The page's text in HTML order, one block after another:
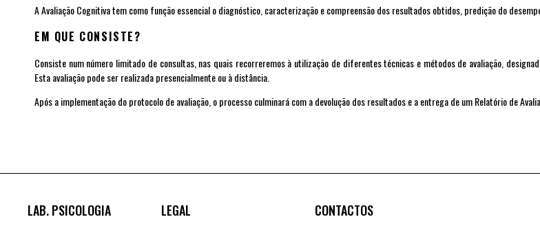
A Avaliação Cognitiva tem como função essencial o diagnóstico, caracterização e compreensão dos resultados obtidos, predição do
EM QUE CONSISTE?
Consiste num número limitado de consultas, nas quais recorreremos à utilização de diferentes técnicas e métodos de avaliação,
Esta avaliação pode ser realizada presencialmente ou à distância.
Após a implementação do protocolo de avaliação, o processo culminará com a devolução dos resultados e a entrega de um Relatório de
LAB. PSICOLOGIA LEGAL CONTACTOS